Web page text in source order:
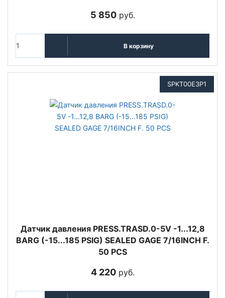
5 850руб.
В корзину
SPKT00E3P1
Датчик давления PRESS.TRASD.0-5V -1...12,8
BARG (-15...185 PSIG) SEALED GAGE 7/16INCH F.
50 PCS
4 220руб.